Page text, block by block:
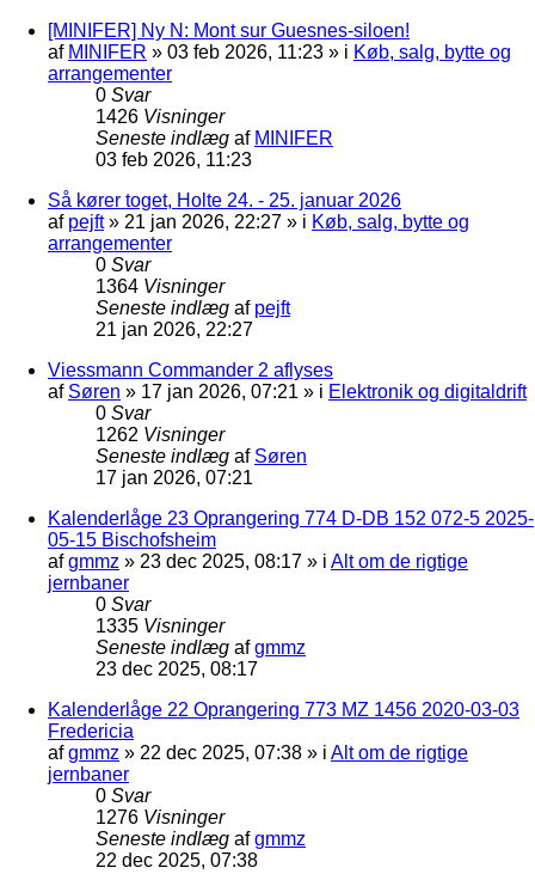
[MINIFER] Ny N: Mont sur Guesnes-siloen!
af MINIFER » 03 feb 2026, 11:23 » i Køb, salg, bytte og
arrangementer
0 Svar
1426 Visninger
Seneste indlæg af MINIFER
03 feb 2026, 11:23
Så kører toget, Holte 24. - 25. januar 2026
af pejft» 21 jan 2026, 22:27 » i Køb, salg, bytte og
arrangementer
0 Svar
1364 Visninger
Seneste indlæg af pejft
21 jan 2026, 22:27
Viessmann Commander 2 aflyses
af Søren » 17 jan 2026, 07:21 » i Elektronik og digitaldrift
0 Svar
1262 Visninger
Seneste indlæg af Søren
17 jan 2026, 07:21
Kalenderlåge 23 Oprangering 774 D-DB 152 072-5 2025-
05-15 Bischofsheim
afgmmz » 23 dec 2025, 08:17 » i Alt om de rigtige
jernbaner
0 Svar
1335 Visninger
Seneste indlæg afgmmz
23 dec 2025, 08:17
Kalenderlåge 22 Oprangering 773 MZ 1456 2020-03-03
Fredericia
afgmmz » 22 dec 2025, 07:38 » i Alt om de rigtige
jernbaner
0 Svar
1276 Visninger
Seneste indlæg afgmmz
22 dec 2025, 07:38